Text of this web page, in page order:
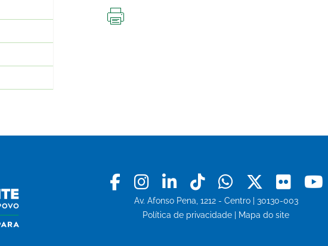
Facebook
Instagram
LinkedinTiktokWhatsapp
X Flickr
Av. Afonso Pena, 1212 - Centro | 30130-003
Política de privacidade
Mapa do site